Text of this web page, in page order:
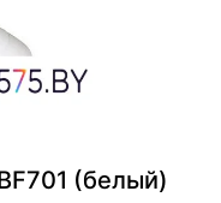
(белый)